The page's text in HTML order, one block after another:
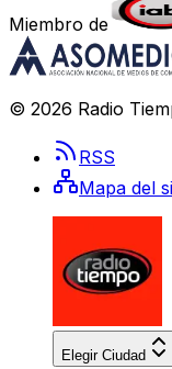
Miembro de
© 2026 Radio
RSS
Mapa del
Elegir Ciudad